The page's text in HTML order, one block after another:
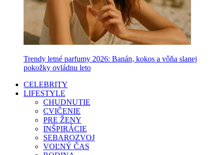
Trendy letné parfumy 2026: Banán, kokos a vôňa slanej
pokožky ovládnu leto
CELEBRITY
LIFESTYLE
CHUDNUTIE
CVIČENIE
PRE ŽENY
INŠPIRÁCIE
SEBAROZVOJ
VOĽNÝ ČAS